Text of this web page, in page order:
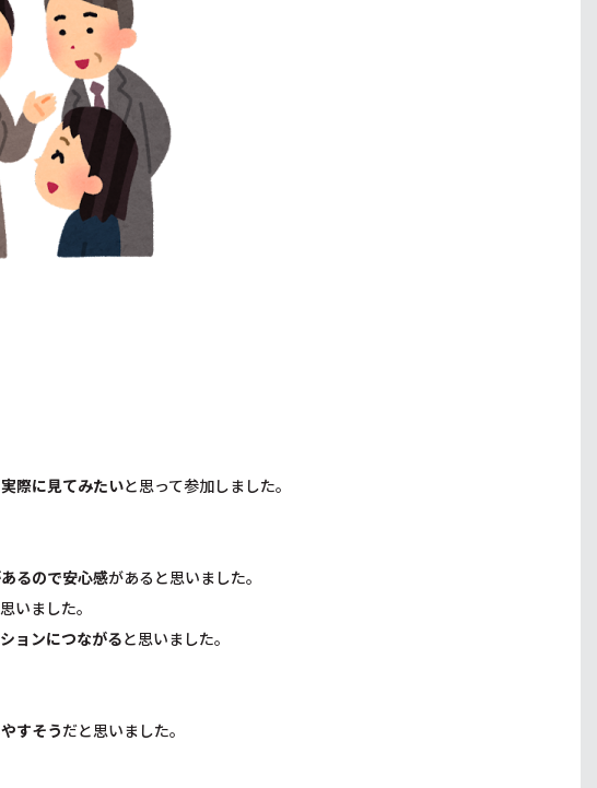
際に見てみたいと思って参加しました。
るので安心感があると思いました。
いました。
ョンにつながると思いました。
すそうだと思いました。